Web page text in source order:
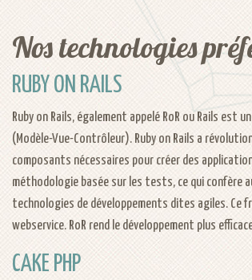
Nos technologies
RUBY ON RAILS
Ruby on Rails, également appelé RoR ou Rails est
(Modèle-Vue-Contrôleur). Ruby on Rails a
composants nécessaires pour créer des
méthodologie basée sur les tests, ce qui confère
technologies de développements dites agiles. Ce
webservice. RoR rend le développement plus
CAKE PHP